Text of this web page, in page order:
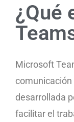
¿Qué
Microsoft
comunicación
desarrollada
facilitar el